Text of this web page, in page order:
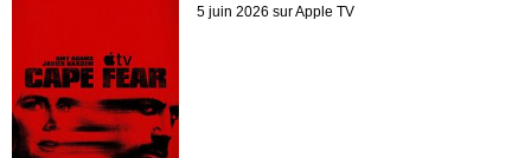
5 juin 2026 sur Apple TV